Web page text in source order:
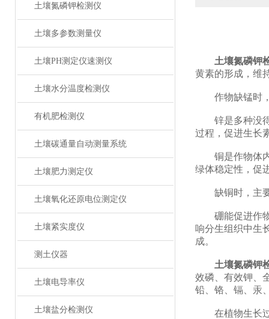
土壤氮磷钾检测仪
土壤多参数测量仪
土壤PH测定仪速测仪
土壤水分温度检测仪
有机肥检测仪
土壤碳通量自动测量系统
土壤肥力测定仪
土壤氧化还原电位测定仪
土壤紧实度仪
测土仪器
土壤电导率仪
土壤盐分检测仪
土壤氮磷钾
黄素的形成，维
作物缺锰时，
锌是多种没得
过程，促进生长
铜是作物体内
绿体稳定性，促
缺铜时，主要
硼能促进作物
响分生组织中生
成。
土壤氮磷钾
效磷、有效钾、
铅、铬、镉、汞
在植物生长过